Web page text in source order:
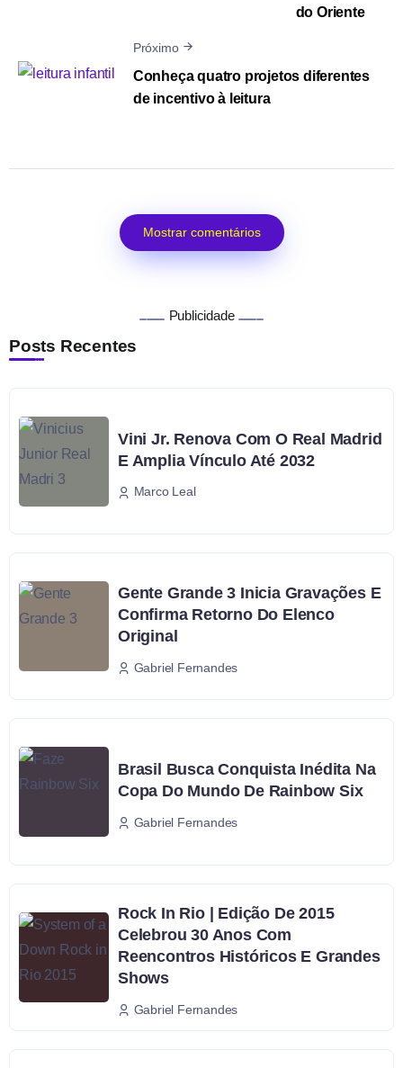
do Oriente
Próximo
Conheça quatro projetos diferentes
de incentivo à leitura
Mostrar comentários
Publicidade
Posts Recentes
Vini Jr. Renova Com O Real Madrid
E Amplia Vínculo Até 2032
Marco Leal
Gente Grande 3 Inicia Gravações E
Confirma Retorno Do Elenco
Original
Gabriel Fernandes
Brasil Busca Conquista Inédita Na
Copa Do Mundo De Rainbow Six
Gabriel Fernandes
Rock In Rio | Edição De 2015
Celebrou 30 Anos Com
Reencontros Históricos E Grandes
Shows
Gabriel Fernandes